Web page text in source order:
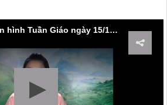
Chương trình Truyền hình Tuần Giáo ngày 15/10/2017